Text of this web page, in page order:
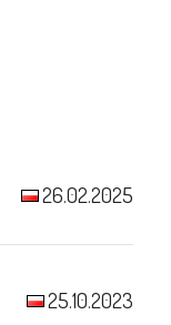
26.02.2025
25.10.2023